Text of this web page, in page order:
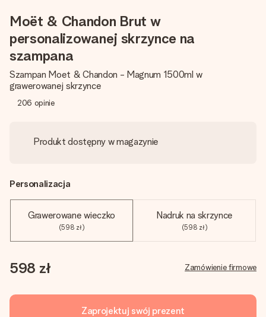
Moët & Chandon Brut w
personalizowanej skrzynce na
szampana
Szampan Moet & Chandon - Magnum 1500ml w
grawerowanej skrzynce
206 opinie
Produkt dostępny w magazynie
Personalizacja
Grawerowane wieczko
(598 zł)
Nadruk na skrzynce
(598 zł)
598 zł Zamówienie firmowe
Zaprojektuj swój prezent